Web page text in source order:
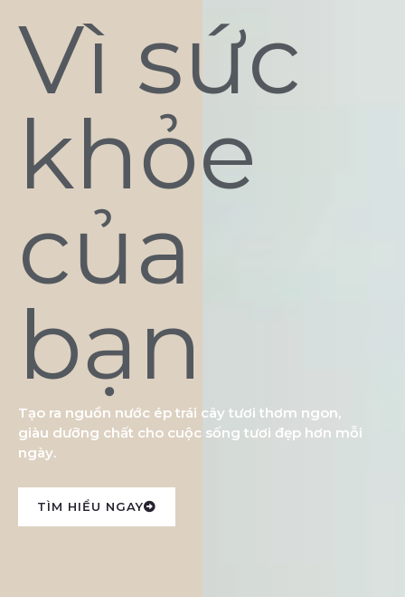
Vì sức
khỏe
của
bạn
Tạo ra nguồn nước ép trái cây tươi thơm ngon,
giàu dưỡng chất cho cuộc sống tươi đẹp hơn mỗi
ngày.
TÌM HIỂU NGAY